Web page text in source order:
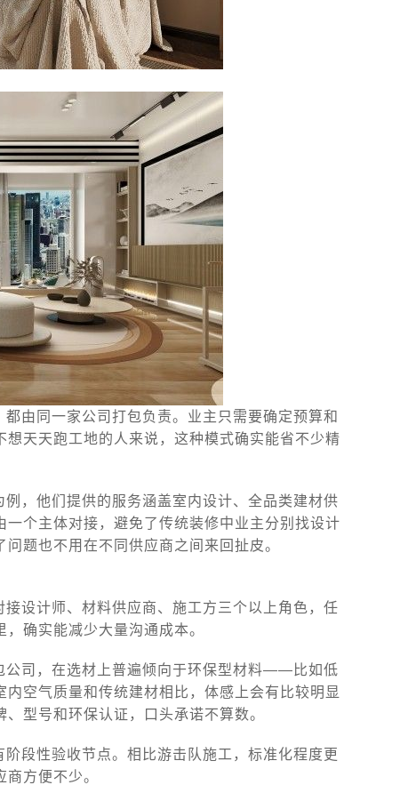
由同一家公司打包负责。业主只需要确定预算和
天天跑工地的人来说，这种模式确实能省不少精
，他们提供的服务涵盖室内设计、全品类建材供
个主体对接，避免了传统装修中业主分别找设计
题也不用在不同供应商之间来回扯皮。
设计师、材料供应商、施工方三个以上角色，任
确实能减少大量沟通成本。
公司，在选材上普遍倾向于环保型材料——比如低
空气质量和传统建材相比，体感上会有比较明显
型号和环保认证，口头承诺不算数。
段性验收节点。相比游击队施工，标准化程度更
方便不少。